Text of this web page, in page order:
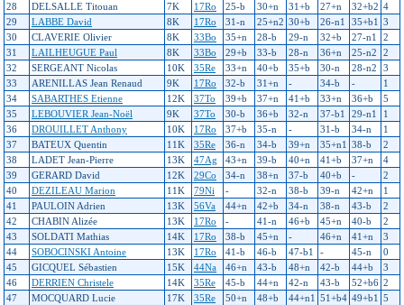
28
DELSALLE Titouan 7K 17Ro 25-b 30+n 31+b 27+n 32+b2 4
29
LABBE David 8K 17Ro 31-n 25+n2 30+b 26-n1 35+b1 3
30
CLAVERIE Olivier 8K 33Bo 35+n 28-b 29-n 32+b 27-n1
2
31
LAILHEUGUE Paul 8K 33Bo 29+b 33-b 28-n 36+n 25-n2
2
32
SERGEANT Nicolas 10K 35Re 33+n 40+b 35+b 30-n 28-n2
3
33
ARENILLAS Jean Renaud 9K 17Ro 32-b 31+n - 34-b -
1
34
SABARTHES Etienne 12K 37To 39+b 37+n 41+b 33+n 36+b
5
35
LEBOUVIER Jean-Noël 9K 37To 30-b 36+b 32-n 37-b1 29-n1
1
36
DROUILLET Anthony 10K 17Ro 37+b 35-n - 31-b 34-n
1
37
BATEUX Quentin 11K 35Re 36-n 34-b 39+n 35+n1 38-b
2
38
LADET Jean-Pierre 13K 47Ag 43+n 39-b 40+n 41+b 37+n
4
39
GERARD David 12K 29Co 34-n 38+n 37-b 40+b -
2
40
DEZILEAU Marion 11K 79Ni - 32-n 38-b 39-n 42+n
1
41
PAULOIN Adrien 13K 56Va 44+n 42+b 34-n 38-n 43-b
2
42
CHABIN Alizée 13K 17Ro - 41-n 46+b 45+n 40-b
2
43
SOLDATI Mathias 14K 17Ro 38-b 45+n - 46+n 41+n
3
44
SOBOCINSKI Antoine 13K 17Ro 41-b 46-b 47-b1 - 45-n
0
45
GICQUEL Sébastien 15K 44Na 46+n 43-b 48+n 42-b 44+b
3
46
DERRIEN Christele 14K 35Re 45-b 44+n 42-n 43-b 52+b6 2
47
MOCQUARD Lucie 17K 35Re 50+n 48+b 44+n1 51+b4 49+b1 5